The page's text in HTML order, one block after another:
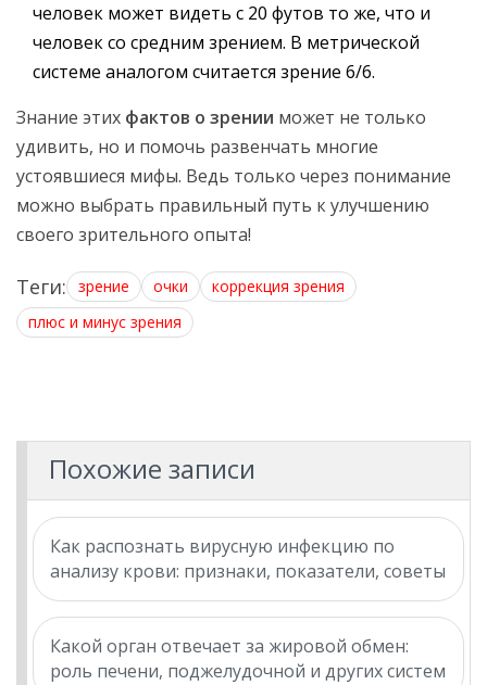
человек может видеть с 20 футов то же, что и
человек со средним зрением. В метрической
системе аналогом считается зрение 6/6.
Знание этих фактов о зрении может не только
удивить, но и помочь развенчать многие
устоявшиеся мифы. Ведь только через понимание
можно выбрать правильный путь к улучшению
своего зрительного опыта!
Теги: зрение очки
коррекция зрения
плюс и минус зрения
Похожие записи
Как распознать вирусную инфекцию по
анализу крови: признаки, показатели, советы
Какой орган отвечает за жировой обмен:
роль печени, поджелудочной и других систем